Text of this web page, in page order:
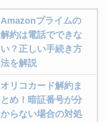
Amazonプライムの
解約は電話でできな
い？正しい手続き方
法を解説
オリコカード解約ま
とめ！暗証番号が分
からない場合の対処